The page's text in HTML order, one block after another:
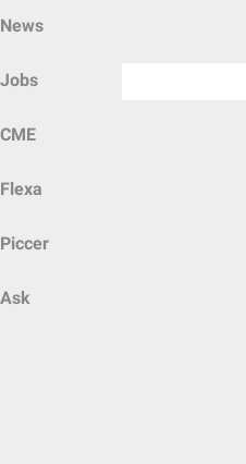
News
Jobs
CME
Flexa
Piccer
Ask